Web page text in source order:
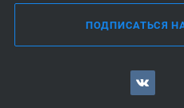
ПОДПИСАТЬСЯ